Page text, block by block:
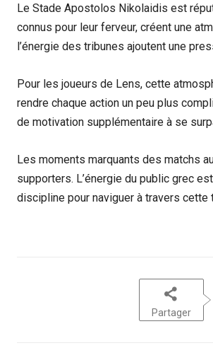
Le Stade Apostolos Nikolaidis est
connus pour leur ferveur, créent une
l’énergie des tribunes ajoutent une
Pour les joueurs de Lens, cette
rendre chaque action un peu plus
de motivation supplémentaire à se
Les moments marquants des matchs
supporters. L’énergie du public grec
discipline pour naviguer à travers
Partager